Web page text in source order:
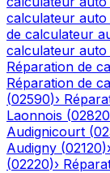
calculateur auto
de calculateur
calculateur auto
Réparation de
Réparation de
(02590)›
Laonnois (02820
Audignicourt (
Audigny (02120)›
(02220)›